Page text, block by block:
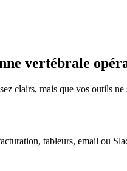
vertébrale
clairs, mais que vos outils
tableurs, email ou